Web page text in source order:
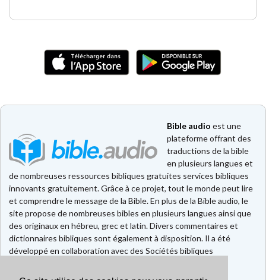
Bible audio est une
plateforme offrant des
traductions de la bible
en plusieurs langues et
de nombreuses ressources bibliques gratuites services bibliques
innovants gratuitement. Grâce à ce projet, tout le monde peut lire
et comprendre le message de la Bible. En plus de la Bible audio, le
site propose de nombreuses bibles en plusieurs langues ainsi que
des originaux en hébreu, grec et latin. Divers commentaires et
dictionnaires bibliques sont également à disposition. Il a été
développé en collaboration avec des Sociétés bibliques